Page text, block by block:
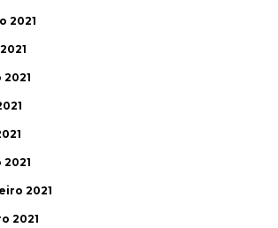
2021
2021
2021
2021